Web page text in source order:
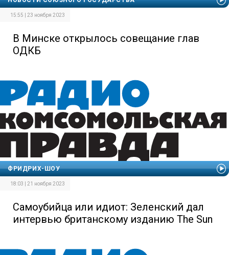
15:55 | 23 ноября 2023
В Минске открылось совещание глав
ОДКБ
ФРИДРИХ-ШОУ
18:03 | 21 ноября 2023
Самоубийца или идиот: Зеленский дал
интервью британскому изданию The Sun